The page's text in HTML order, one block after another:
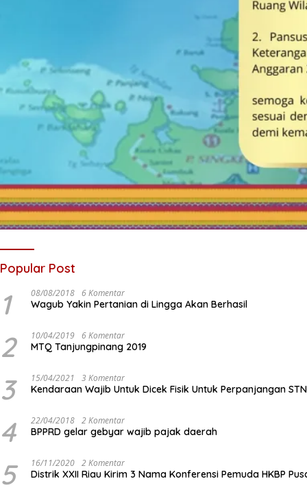
Popular Post
1 08/08/2018 6 Komentar
Wagub Yakin Pertanian di Lingga Akan Berhasil
2 10/04/2019 6 Komentar
MTQ Tanjungpinang 2019
3 15/04/2021 3 Komentar
Kendaraan Wajib Untuk Dicek Fisik Untuk Perpanjangan
4 22/04/2018 2 Komentar
BPPRD gelar gebyar wajib pajak daerah
5 16/11/2020 2 Komentar
Distrik XXII Riau Kirim 3 Nama Konferensi Pemuda HKBP